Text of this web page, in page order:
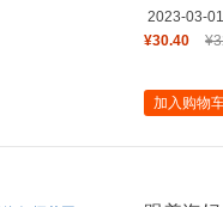
2023-03-01
¥30.40
加入购物